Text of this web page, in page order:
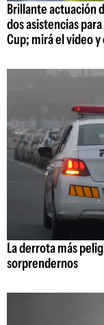
Brillante actuación
dos asistencias
Cup; mirá el video
La derrota más
sorprendernos